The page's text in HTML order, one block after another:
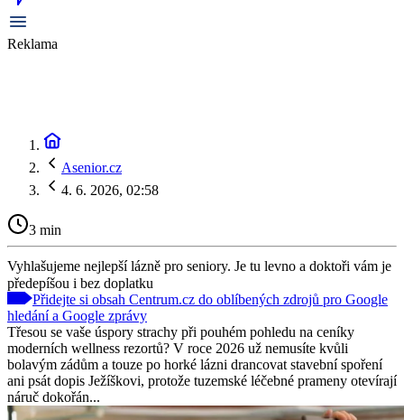
Reklama
Asenior.cz
4. 6. 2026, 02:58
3 min
Vyhlašujeme nejlepší lázně pro seniory. Je tu levno a doktoři vám je
předepíšou i bez doplatku
Přidejte si obsah Centrum.cz do oblíbených zdrojů pro Google
hledání a Google zprávy
Třesou se vaše úspory strachy při pouhém pohledu na ceníky
moderních wellness rezortů? V roce 2026 už nemusíte kvůli
bolavým zádům a touze po horké lázni drancovat stavební spoření
ani psát dopis Ježíškovi, protože tuzemské léčebné prameny otevírají
náruč dokořán...